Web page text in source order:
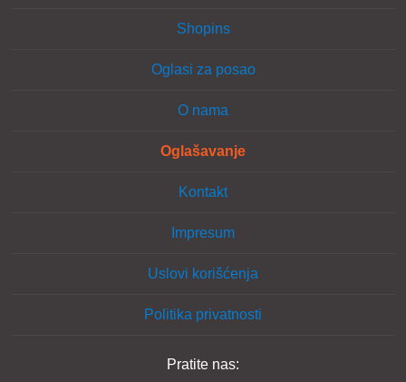
Shopins
Oglasi za posao
O nama
Oglašavanje
Kontakt
Impresum
Uslovi korišćenja
Politika privatnosti
Pratite nas: